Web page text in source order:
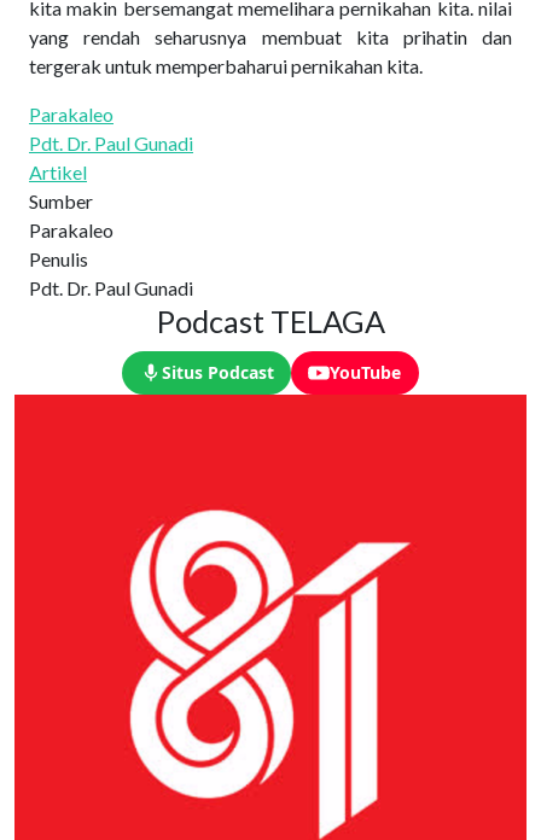
kita makin bersemangat memelihara pernikahan kita. nilai
yang rendah seharusnya membuat kita prihatin dan
tergerak untuk memperbaharui pernikahan kita.
Parakaleo
Pdt. Dr. Paul Gunadi
Artikel
Sumber
Parakaleo
Penulis
Pdt. Dr. Paul Gunadi
Podcast TELAGA
Situs Podcast YouTube